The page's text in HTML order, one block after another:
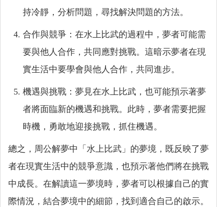
持冷靜，分析問題，尋找解決問題的方法。
合作與競爭：在水上比武的過程中，夢者可能需
要與他人合作，共同應對挑戰。這暗示夢者在現
實生活中要學會與他人合作，共同進步。
機遇與挑戰：夢見在水上比武，也可能預示著夢
者將面臨新的機遇和挑戰。此時，夢者需要把握
時機，勇敢地迎接挑戰，抓住機遇。
總之，周公解夢中「水上比武」的夢境，既反映了夢
者在現實生活中的競爭意識，也預示著他們將在挑戰
中成長。在解讀這一夢境時，夢者可以根據自己的實
際情況，結合夢境中的細節，找到適合自己的啟示。